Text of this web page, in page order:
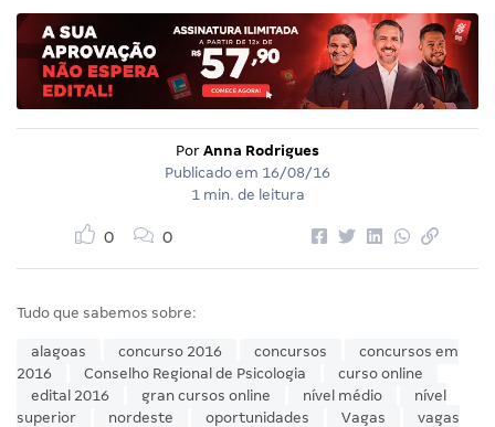
Por Anna Rodrigues
Publicado em 16/08/16
1 min. de leitura
0 0
Tudo que sabemos sobre:
alagoas concurso 2016 concursos
concursos em
2016
Conselho Regional de Psicologia
curso online
edital 2016
gran cursos online nível médio
nível
superior
nordeste oportunidades Vagas
vagas